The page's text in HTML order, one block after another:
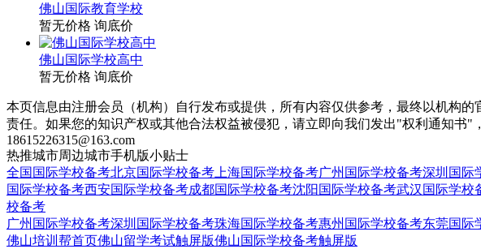
佛山国际教育学校
暂无价格 询底价
佛山国际学校高中
暂无价格 询底价
本页信息由注册会员（机构）自行发布或提供，所有内容仅供参考，最终以机构
责任。如果您的知识产权或其他合法权益被侵犯，请立即向我们发出"权利通知书
18615226315@163.com
热推城市周边城市手机版小贴士
全国国际学校备考北京国际学校备考 上海国际学校备考广州国际学校备考深圳国际
国际学校备考西安国际学校备考成都国际学校备考沈阳国际学校备考武汉国际学校
校备考
广州国际学校备考深圳国际学校备考珠海国际学校备考惠州国际学校备考东莞国际
佛山培训帮首页佛山留学考试触屏版佛山国际学校备考触屏版